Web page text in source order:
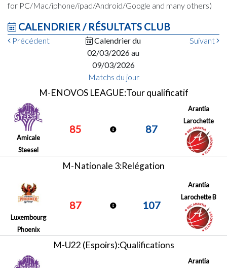
for PC/Mac/iphone/ipad/Android/Google and many others)
CALENDRIER / RÉSULTATS CLUB
Précédent
Calendrier du
02/03/2026 au
09/03/2026
Suivant
Matchs du jour
M-ENOVOS LEAGUE:Tour qualificatif
Amicale
Steesel
85 87
Arantia
Larochette
M-Nationale 3:Relégation
Luxembourg
Phoenix
87 107
Arantia
Larochette B
M-U22 (Espoirs):Qualifications
Arantia